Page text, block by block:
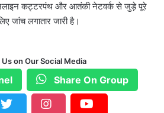
कट्टरपंथ और आतंकी नेटवर्क से जुड़े पूरे
जांच लगातार जारी है।
Us on Our Social Media
Share On Group